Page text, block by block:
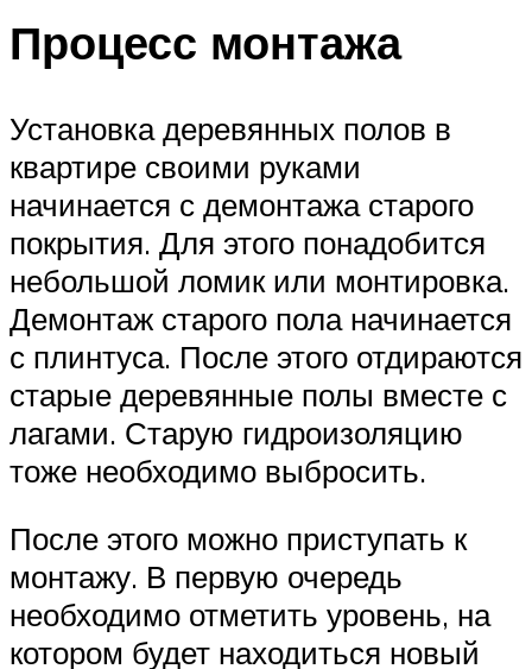
Процесс монтажа
Установка деревянных полов в
квартире своими руками
начинается с демонтажа старого
покрытия. Для этого понадобится
небольшой ломик или монтировка.
Демонтаж старого пола начинается
с плинтуса. После этого отдираются
старые деревянные полы вместе с
лагами. Старую гидроизоляцию
тоже необходимо выбросить.
После этого можно приступать к
монтажу. В первую очередь
необходимо отметить уровень, на
котором будет находиться новый